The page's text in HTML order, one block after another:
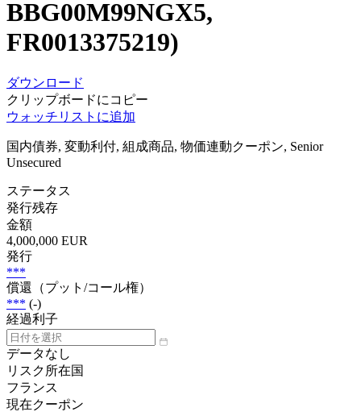
BBG00M99NGX5,
FR0013375219)
ダウンロード
クリップボードにコピー
ウォッチリストに追加
国内債券, 変動利付, 組成商品, 物価連動クーポン, Senior
Unsecured
ステータス
発行残存
金額
4,000,000 EUR
発行
***
償還（プット/コール権）
*** (-)
経過利子
データなし
リスク所在国
フランス
現在クーポン